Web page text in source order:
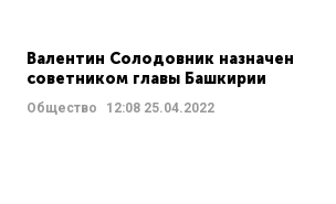
Валентин Солодовник назначен
советником главы Башкирии
Общество 12:08 25.04.2022